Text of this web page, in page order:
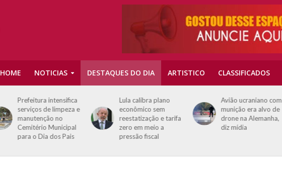
HOME NOTICIAS DESTAQUES DO DIA ARTISTICO CLASSIFICADOS
Prefeitura intensifica
serviços de limpeza e
manutenção no
Cemitério Municipal
para o Dia dos Pais
Lula calibra plano
econômico sem
reestatização e tarifa
zero em meio a
pressão fiscal
Avião ucraniano com
munição era alvo de
drone na Alemanha,
diz mídia